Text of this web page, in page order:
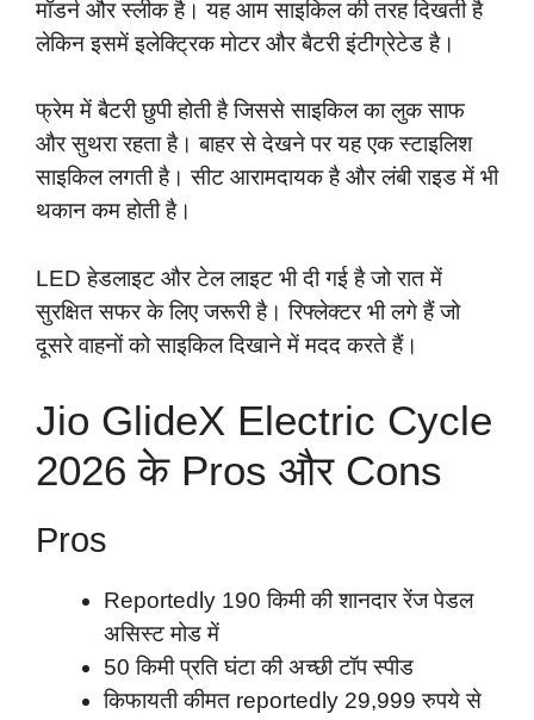
मॉडर्न और स्लीक है। यह आम साइकिल की तरह दिखती है
लेकिन इसमें इलेक्ट्रिक मोटर और बैटरी इंटीग्रेटेड है।
फ्रेम में बैटरी छुपी होती है जिससे साइकिल का लुक साफ
और सुथरा रहता है। बाहर से देखने पर यह एक स्टाइलिश
साइकिल लगती है। सीट आरामदायक है और लंबी राइड में भी
थकान कम होती है।
LED हेडलाइट और टेल लाइट भी दी गई है जो रात में
सुरक्षित सफर के लिए जरूरी है। रिफ्लेक्टर भी लगे हैं जो
दूसरे वाहनों को साइकिल दिखाने में मदद करते हैं।
Jio GlideX Electric Cycle
2026 के Pros और Cons
Pros
Reportedly 190 किमी की शानदार रेंज पेडल
असिस्ट मोड में
50 किमी प्रति घंटा की अच्छी टॉप स्पीड
किफायती कीमत reportedly 29,999 रुपये से